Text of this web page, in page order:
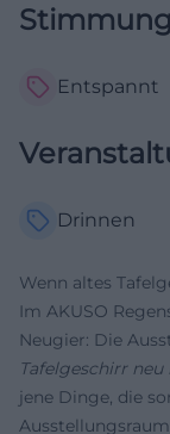
Stimmung
Entspannt
Drinnen
Wenn altes
Im AKUSO
Neugier: Die
Tafelgeschirr neu
jene Dinge, die